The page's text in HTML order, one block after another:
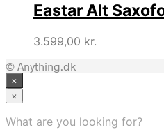
Eastar Alt
3.599,00 kr.
© Anything.dk
×
×
What are you looking for?